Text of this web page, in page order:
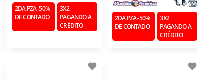
2DA PZA -50%
DE CONTADO
3X2
PAGANDO A
CRÉDITO
2DA PZA -50%
DE CONTADO
3X2
PAGANDO A
CRÉDITO
favorite favorite